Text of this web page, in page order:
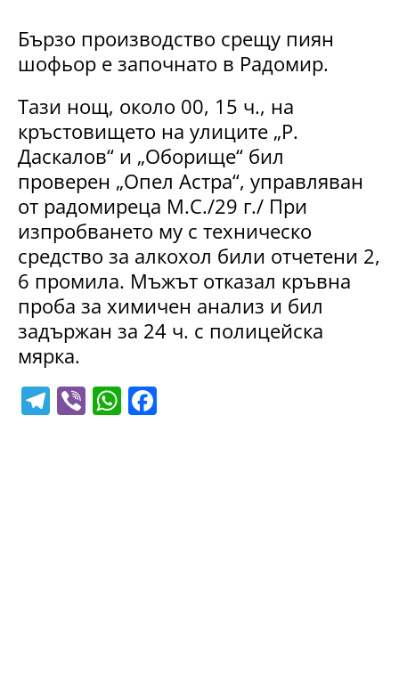
Бързо производство срещу пиян
шофьор е започнато в Радомир.
Тази нощ, около 00, 15 ч., на
кръстовището на улиците „Р.
Даскалов“ и „Оборище“ бил
проверен „Опел Астра“, управляван
от радомиреца М.С./29 г./ При
изпробването му с техническо
средство за алкохол били отчетени 2,
6 промила. Мъжът отказал кръвна
проба за химичен анализ и бил
задържан за 24 ч. с полицейска
мярка.
T Vi W